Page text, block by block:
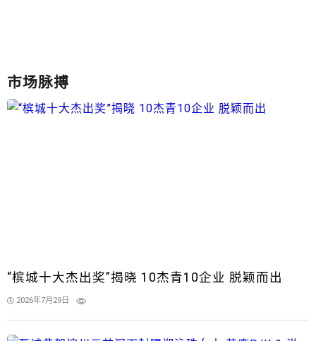
市场脉搏
“槟城十大杰出奖”揭晓 10杰青10企业 脱颖而出
2026年7月29日